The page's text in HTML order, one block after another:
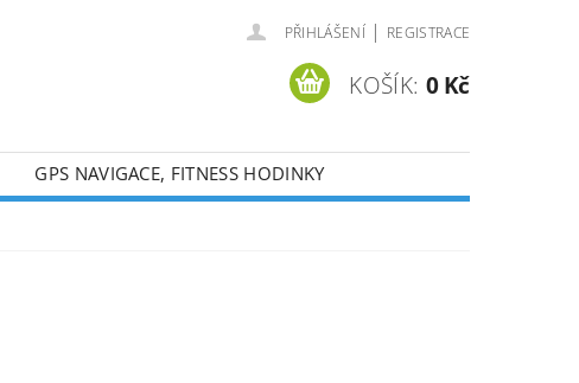
PŘIHLÁŠENÍ | REGISTRACE
KOŠÍK: 0 Kč
GPS NAVIGACE, FITNESS HODINKY